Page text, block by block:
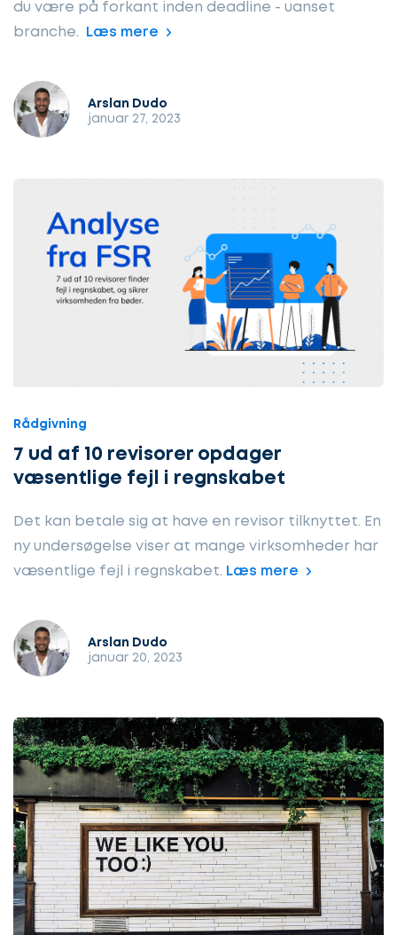
du være på forkant inden deadline - uanset
branche.
Læs mere
Arslan Dudo
januar 27, 2023
Rådgivning
7 ud af 10 revisorer opdager
væsentlige fejl i regnskabet
Det kan betale sig at have en revisor tilknyttet. En
ny undersøgelse viser at mange virksomheder har
væsentlige fejl i regnskabet. Læs mere
Arslan Dudo
januar 20, 2023